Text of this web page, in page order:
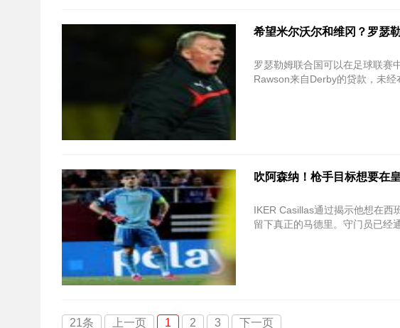
希望米尔沃尔和维冈？罗瑟
罗瑟勒姆联合国可以在足球联赛
Rawson来自Derby的贷款，未
吹阿森纳！枪手目标想要在
IKER Casillas通过揭示他想在西
留下真正的马德里。守门员已经
21条 上一页 1 2 3 下一页